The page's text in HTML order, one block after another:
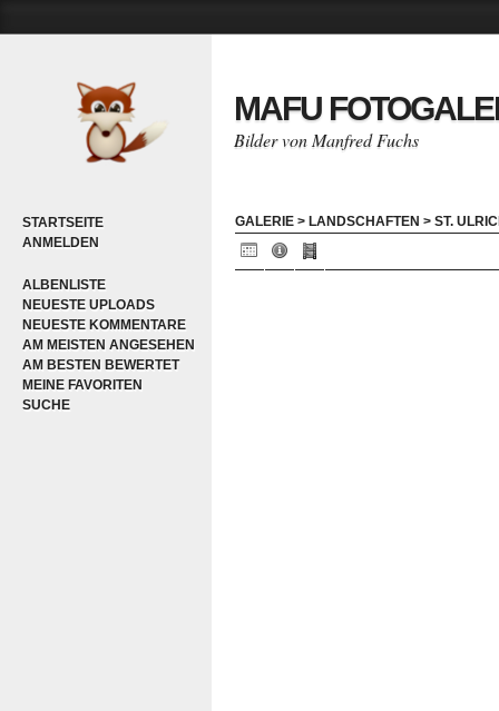
STARTSEITE
ANMELDEN
ALBENLISTE
NEUESTE UPLOADS
NEUESTE KOMMENTARE
AM MEISTEN ANGESEHEN
AM BESTEN BEWERTET
MEINE FAVORITEN
SUCHE
MAFU
Bilder von Manfred Fuchs
GALERIE > LANDSCHAFTEN > ST.